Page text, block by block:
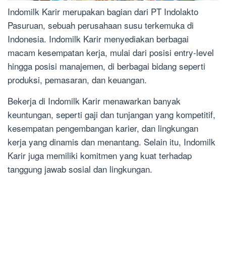
Indomilk Karir merupakan bagian dari PT Indolakto
Pasuruan, sebuah perusahaan susu terkemuka di
Indonesia. Indomilk Karir menyediakan berbagai
macam kesempatan kerja, mulai dari posisi entry-level
hingga posisi manajemen, di berbagai bidang seperti
produksi, pemasaran, dan keuangan.
Bekerja di Indomilk Karir menawarkan banyak
keuntungan, seperti gaji dan tunjangan yang kompetitif,
kesempatan pengembangan karier, dan lingkungan
kerja yang dinamis dan menantang. Selain itu, Indomilk
Karir juga memiliki komitmen yang kuat terhadap
tanggung jawab sosial dan lingkungan.